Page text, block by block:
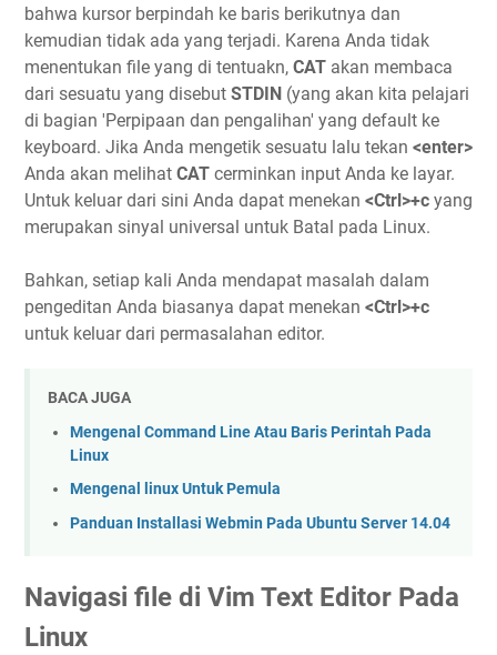
bahwa kursor berpindah ke baris berikutnya dan
kemudian tidak ada yang terjadi. Karena Anda tidak
menentukan file yang di tentuakn, CAT akan membaca
dari sesuatu yang disebut STDIN (yang akan kita pelajari
di bagian 'Perpipaan dan pengalihan' yang default ke
keyboard. Jika Anda mengetik sesuatu lalu tekan <enter>
Anda akan melihat CAT cerminkan input Anda ke layar.
Untuk keluar dari sini Anda dapat menekan <Ctrl>+c yang
merupakan sinyal universal untuk Batal pada Linux.
Bahkan, setiap kali Anda mendapat masalah dalam
pengeditan Anda biasanya dapat menekan <Ctrl>+c
untuk keluar dari permasalahan editor.
BACA JUGA
Mengenal Command Line Atau Baris Perintah Pada
Linux
Mengenal linux Untuk Pemula
Panduan Installasi Webmin Pada Ubuntu Server 14.04
Navigasi file di Vim Text Editor Pada
Linux